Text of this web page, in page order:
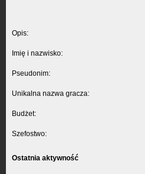
Opis:
Imię i nazwisko:
Pseudonim:
Unikalna nazwa gracza:
Budżet:
Szefostwo:
Ostatnia aktywność